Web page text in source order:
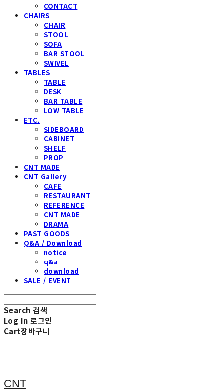
CONTACT
CHAIRS
CHAIR
STOOL
SOFA
BAR STOOL
SWIVEL
TABLES
TABLE
DESK
BAR TABLE
LOW TABLE
ETC.
SIDEBOARD
CABINET
SHELF
PROP
CNT MADE
CNT Gallery
CAFE
RESTAURANT
REFERENCE
CNT MADE
DRAMA
PAST GOODS
Q&A / Download
notice
q&a
download
SALE / EVENT
Search 검색
Log In 로그인
Cart장바구니
CNT